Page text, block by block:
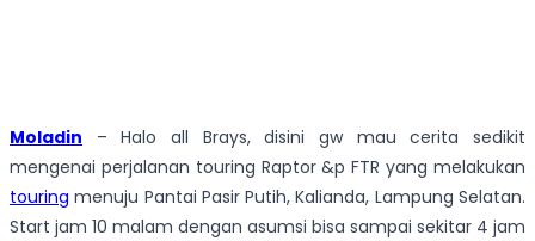
Moladin – Halo all Brays, disini gw mau cerita sedikit
mengenai perjalanan touring Raptor &p FTR yang melakukan
touring menuju Pantai Pasir Putih, Kalianda, Lampung Selatan.
Start jam 10 malam dengan asumsi bisa sampai sekitar 4 jam